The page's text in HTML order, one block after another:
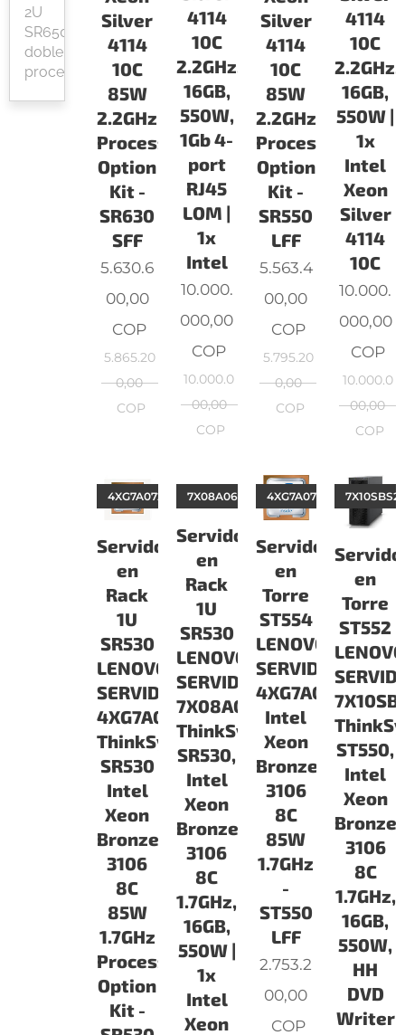
2U
SR650
doble
procesador
Silver
4114
10C
85W
2.2GHz
Processor
Option
Kit -
SR630
SFF
5.630.6
00,00
COP
5.865.20
0,00
COP
4114
10C
2.2GHz,
16GB,
550W,
1Gb 4-
port
RJ45
LOM |
1x
Intel
10.000.
000,00
COP
10.000.0
00,00
COP
Silver
4114
10C
85W
2.2GHz
Processor
Option
Kit -
SR550
LFF
5.563.4
00,00
COP
5.795.20
0,00
COP
4114
10C
2.2GHz,
16GB,
550W |
1x
Intel
Xeon
Silver
4114
10C
10.000.
000,00
COP
10.000.0
00,00
COP
Servidor
en
Rack
1U
SR530
LENOVO
SERVIDORES
4XG7A07206
ThinkSystem
SR530
Intel
Xeon
Bronze
3106
8C
85W
1.7GHz
Processor
Option
Kit -
4XG7A07206
Servidor
en
Rack
1U
SR530
LENOVO
SERVIDORES
7X08A066LA
ThinkSystem
SR530,
Intel
Xeon
Bronze
3106
8C
1.7GHz,
16GB,
550W |
1x
Intel
Xeon
7X08A066LA
Servidor
en
Torre
ST554
LENOVO
SERVIDORES
4XG7A07218
Intel
Xeon
Bronze
3106
8C
85W
1.7GHz
-
ST550
LFF
4XG7A07218
2.753.2
00,00
COP
en
Torre
ST552
ST550,
Intel
Xeon
Bronze
3106
8C
1.7GHz,
16GB,
550W,
HH
DVD
Writer